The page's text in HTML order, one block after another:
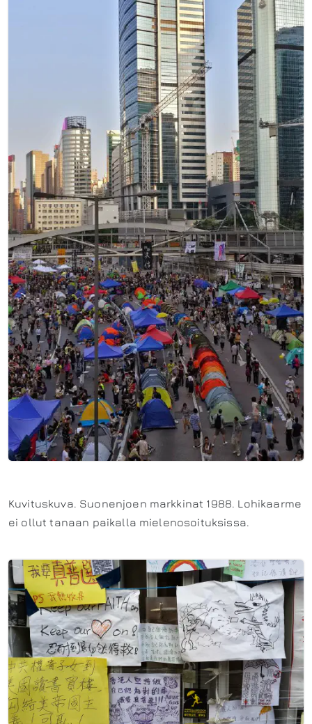
Kuvituskuva. Suonenjoen markkinat 1988. Lohikaarme
ei ollut tanaan paikalla mielenosoituksissa.